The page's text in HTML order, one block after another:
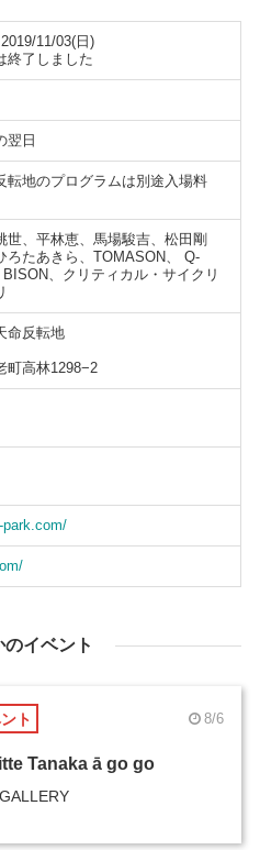
11/03(日)
終了しました
翌日
転地のプログラムは別途入場料
世、平林恵、馬場駿吉、松田剛
ろたあきら、TOMASON、 Q-
、クリティカル・サイクリ
命反転地
町高林1298−2
park.com/
のイベント
ト 8/6
Tanaka ā go go